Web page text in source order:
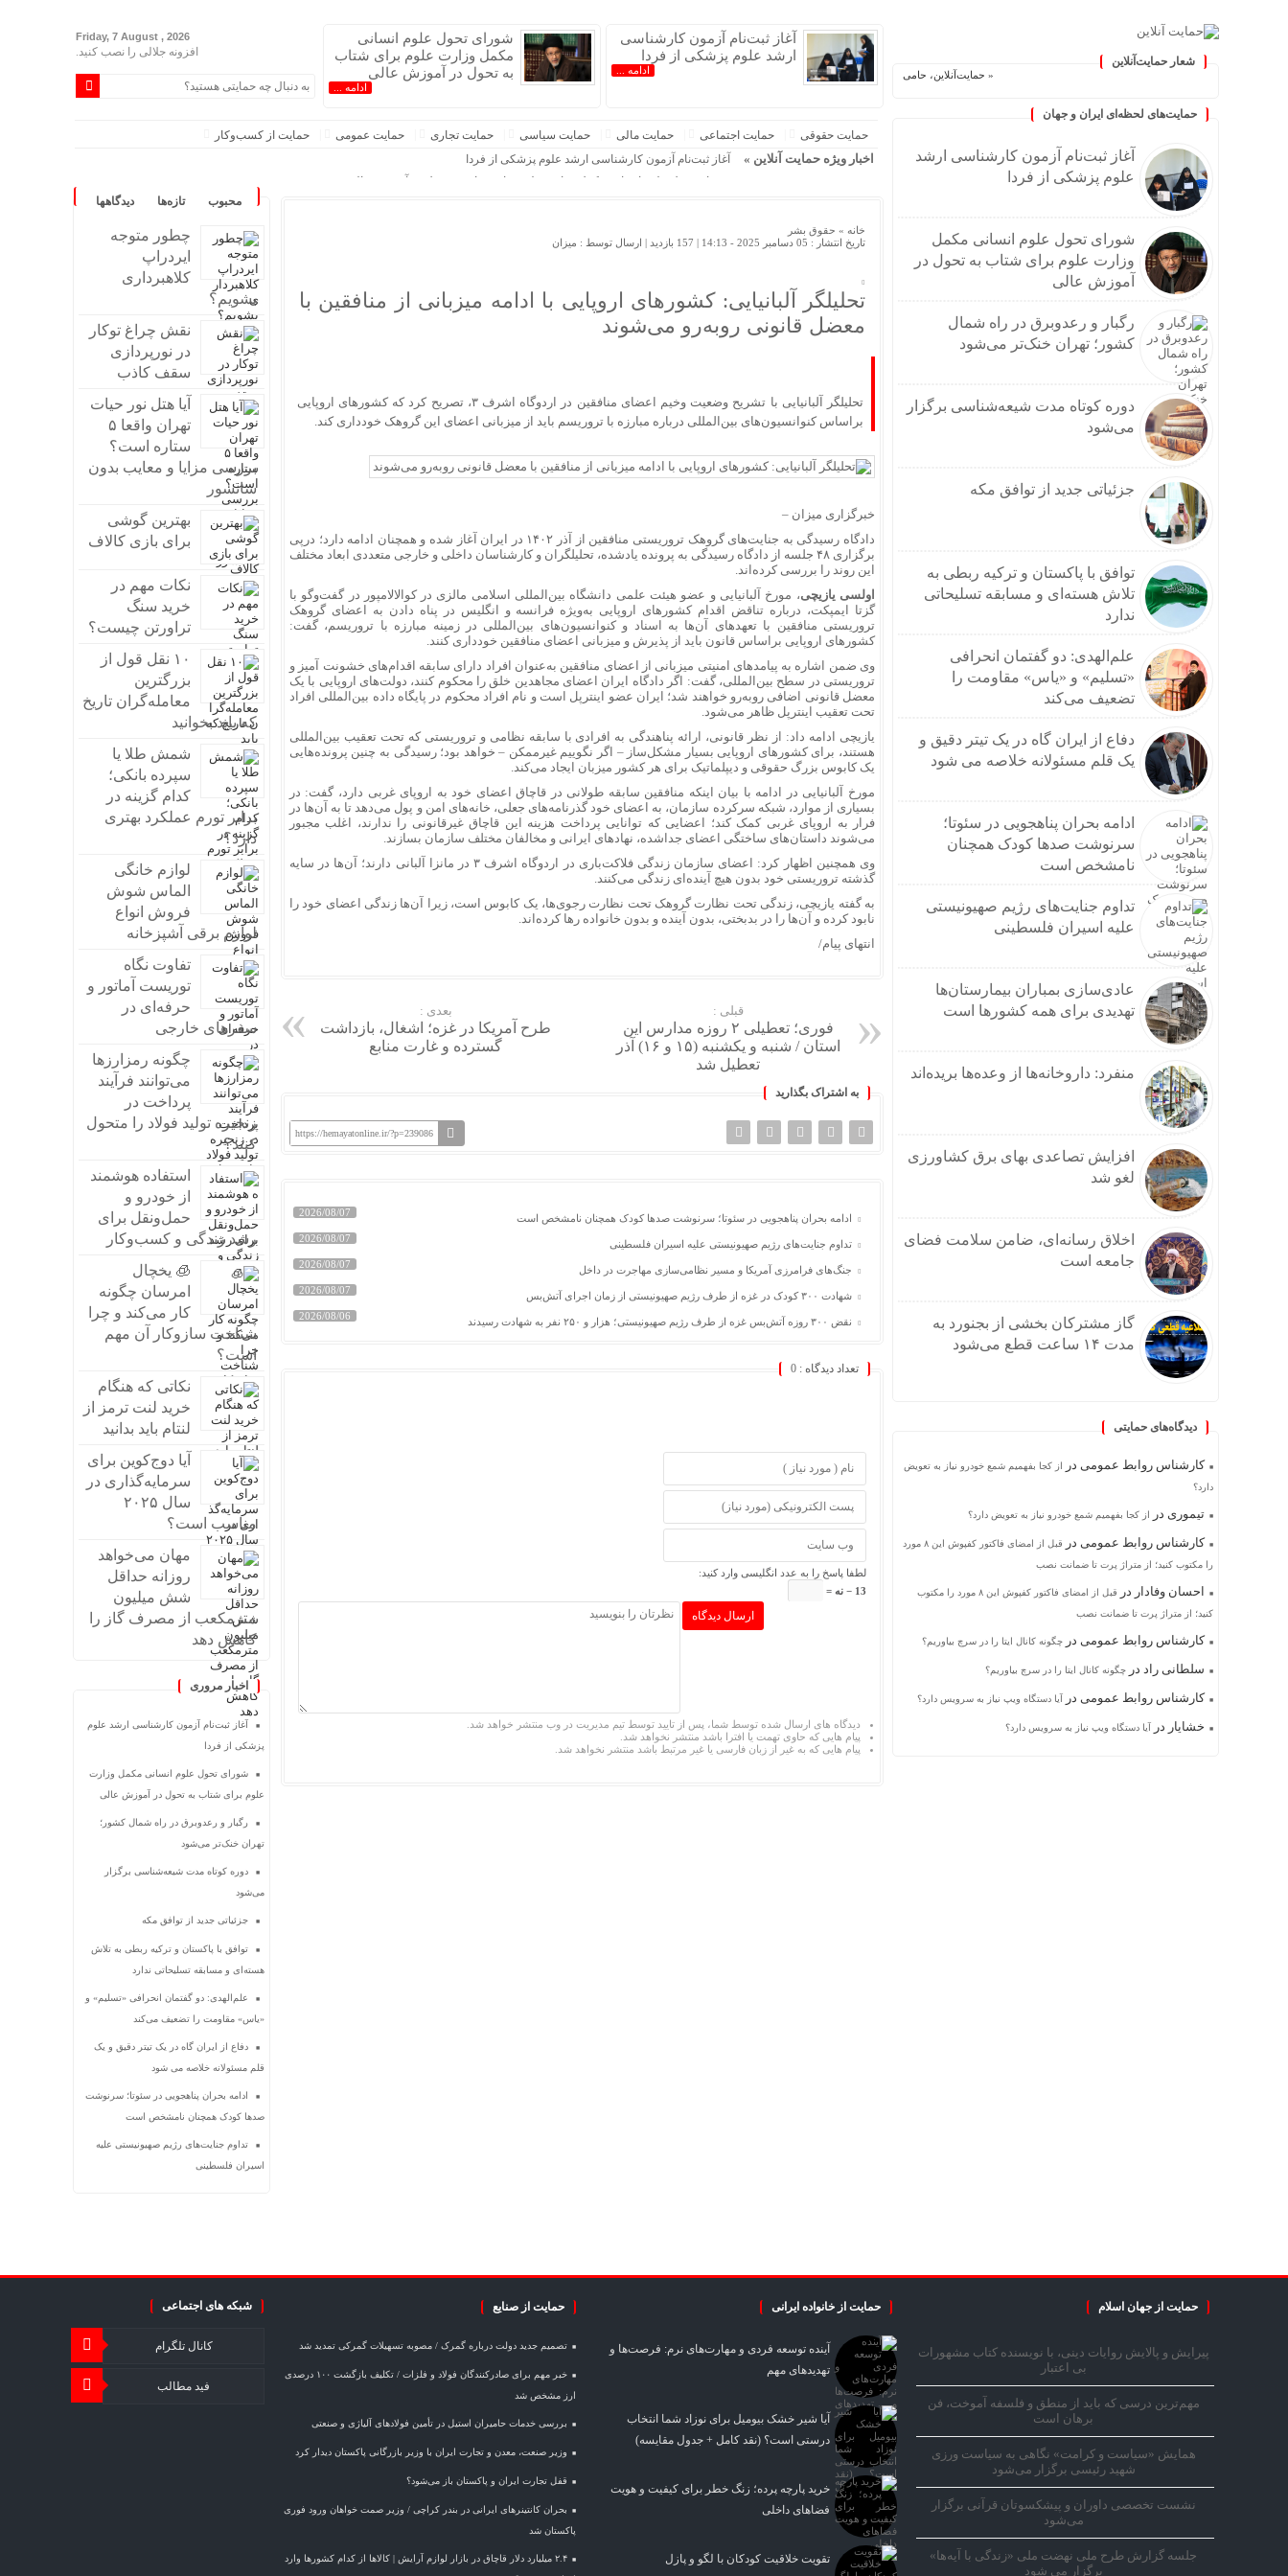
شعار حمایت‌آنلاین
« حمایت‌آنلاین، حامی همه مردم ایران »
حمایت‌های لحظه‌ای ایران و جهان
آغاز ثبت‌نام‌ آزمون کارشناسی ارشد
علوم پزشکی از فردا
شورای تحول علوم انسانی مکمل
وزارت علوم برای شتاب به تحول در
آموزش عالی
رگبار و رعدوبرق در راه شمال
کشور؛ تهران خنک‌تر می‌شود
دوره کوتاه مدت شیعه‌شناسی برگزار
می‌شود
جزئیاتی جدید از توافق مکه
توافق با پاکستان و ترکیه ربطی به
تلاش هسته‌ای و مسابقه تسلیحاتی
ندارد
علم‌الهدی: دو گفتمان انحرافی
«تسلیم» و «یاس» مقاومت را
تضعیف می‌کند
دفاع از ایران گاه در یک تیتر دقیق و
یک قلم مسئولانه خلاصه می شود
ادامه بحران پناهجویی در سئوتا؛
سرنوشت صدها کودک همچنان
نامشخص است
تداوم جنایت‌های رژیم صهیونیستی
علیه اسیران فلسطینی
عادی‌سازی بمباران بیمارستان‌ها
تهدیدی برای همه کشورها است
منفرد: داروخانه‌ها از وعده‌ها بریده‌اند
افزایش تصاعدی بهای برق کشاورزی
لغو شد
اخلاق رسانه‌ای، ضامن سلامت فضای
جامعه است
گاز مشترکان بخشی از بجنورد به
مدت ۱۴ ساعت قطع می‌شود
دیدگاه‌های حمایتی
کارشناس روابط عمومی در
از کجا بفهمیم شمع خودرو نیاز به تعویض
دارد؟
تیموری در از کجا بفهمیم شمع خودرو نیاز به تعویض دارد؟
کارشناس روابط عمومی در
قبل از امضای فاکتور کفپوش این ۸ مورد
را مکتوب کنید؛ از متراژ پرت تا ضمانت نصب
احسان وفادار در
قبل از امضای فاکتور کفپوش این ۸ مورد را مکتوب
کنید؛ از متراژ پرت تا ضمانت نصب
کارشناس روابط عمومی در چگونه کانال ایتا را در سرچ بیاوریم؟
سلطانی راد در چگونه کانال ایتا را در سرچ بیاوریم؟
کارشناس روابط عمومی در آیا دستگاه ویپ نیاز به سرویس دارد؟
خشایار در آیا دستگاه ویپ نیاز به سرویس دارد؟
آغاز ثبت‌نام‌ آزمون کارشناسی
ارشد علوم پزشکی از فردا
ادامه ...
شورای تحول علوم انسانی
مکمل وزارت علوم برای شتاب
به تحول در آموزش عالی
ادامه ...
Friday, 7 August , 2026
افزونه جلالی را نصب کنید.
حمایت حقوقی حمایت اجتماعی حمایت مالی حمایت سیاسی حمایت تجاری حمایت عمومی حمایت از کسب‌وکار
اخبار ویژه حمایت آنلاین »
آغاز ثبت‌نام‌ آزمون کارشناسی ارشد علوم پزشکی از فردا
شورای تحول علوم انسانی مکمل وزارت علوم برای شتاب به تحول در آموزش عالی
جزئیاتی جدید از توافق مکه
علم‌الهدی: دو گفتمان انحرافی «تسلیم» و «یاس» مقاومت را تضعیف می‌کند
دفاع از ایران گاه در یک تیتر دقیق و یک قلم مسئولانه خلاصه می شود
ادامه بحران پناهجویی در سئوتا؛ سرنوشت صدها کودک همچنان نامشخص است
خانه » حقوق بشر
تاریخ انتشار : 05 دسامبر 2025 - 14:13 |
157 بازدید | ارسال توسط : میزان
تحلیلگر آلبانیایی: کشور‌های اروپایی با ادامه میزبانی از منافقین با
معضل قانونی رو‌به‌رو می‌شوند
تحلیلگر آلبانیایی با تشریح وضعیت وخیم اعضای منافقین در اردوگاه اشرف ۳، تصریح کرد که کشور‌های اروپایی
براساس کنوانسیون‌های بین‌المللی درباره مبارزه با تروریسم باید از میزبانی اعضای این گروهک خودداری کند.
خبرگزاری میزان –
دادگاه رسیدگی به جنایت‌های گروهک تروریستی منافقین از آذر ۱۴۰۲ در ایران آغاز شده و همچنان ادامه دارد؛ درپی
برگزاری ۴۸ جلسه از دادگاه رسیدگی به پرونده یادشده، تحلیلگران و کارشناسان داخلی و خارجی متعددی ابعاد مختلف
این روند را بررسی کرده‌اند.
اولسی یازیچی، مورخ آلبانیایی و عضو هیئت علمی دانشگاه بین‌المللی اسلامی مالزی در کوالالامپور در گفت‌و‌گو با
گزتا ایمپکت، درباره تناقض اقدام کشور‌های اروپایی به‌ویژه فرانسه و انگلیس در پناه دادن به اعضای گروهک
تروریستی منافقین با تعهد‌های آن‌ها به اسناد و کنوانسیون‌های بین‌المللی در زمینه مبارزه با تروریسم، گفت:
کشور‌های اروپایی براساس قانون باید از پذیرش و میزبانی اعضای منافقین خودداری کنند.
وی ضمن اشاره به پیامد‌های امنیتی میزبانی از اعضای منافقین به‌عنوان افراد دارای سابقه اقدام‌های خشونت آمیز و
تروریستی در سطح بین‌المللی، گفت: اگر دادگاه ایران اعضای مجاهدین خلق را محکوم کنند، دولت‌های اروپایی با یک
معضل قانونی اضافی رو‌به‌رو خواهند شد؛ ایران عضو اینترپل است و نام افراد محکوم در پایگاه داده بین‌المللی افراد
تحت تعقیب اینترپل ظاهر می‌شود.
یازیچی ادامه داد: از نظر قانونی، ارائه پناهندگی به افرادی با سابقه نظامی و تروریستی که تحت تعقیب بین‌المللی
هستند، برای کشور‌های اروپایی بسیار مشکل‌ساز – اگر نگوییم غیرممکن – خواهد بود؛ رسیدگی به چنین پرونده‌هایی
یک کابوس بزرگ حقوقی و دیپلماتیک برای هر کشور میزبان ایجاد می‌کند.
مورخ آلبانیایی در ادامه با بیان اینکه منافقین سابقه طولانی در قاچاق اعضای خود به اروپای غربی دارد، گفت: در
بسیاری از موارد، شبکه سرکرده سازمان، به اعضای خود گذرنامه‌های جعلی، خانه‌های امن و پول می‌دهد تا به آن‌ها در
فرار به اروپای غربی کمک کند؛ اعضایی که توانایی پرداخت هزینه این قاچاق غیرقانونی را ندارند، اغلب مجبور
می‌شوند داستان‌های ساختگی اعضای جداشده، نهاد‌های ایرانی و مخالفان مختلف سازمان بسازند.
وی همچنین اظهار کرد: اعضای سازمان زندگی فلاکت‌باری در اردوگاه اشرف ۳ در مانزا آلبانی دارند؛ آن‌ها در سایه
گذشته تروریستی خود بدون هیچ آینده‌ای زندگی می‌کنند.
به گفته یازیچی، زندگی تحت نظارت گروهک تحت نظارت رجوی‌ها، یک کابوس است، زیرا آن‌ها زندگی اعضای خود را
نابود کرده و آن‌ها را در بدبختی، بدون آینده و بدون خانواده رها کرده‌اند.
انتهای پیام/
بعدی :
طرح آمریکا در غزه؛ اشغال، بازداشت
گسترده و غارت منابع
قبلی :
فوری؛ تعطیلی ۲ روزه مدارس این
استان / شنبه و یکشنبه (۱۵ و ۱۶) آذر
تعطیل شد
به اشتراک بگذارید
https://hemayatonline.ir/?p=239086
ادامه بحران پناهجویی در سئوتا؛ سرنوشت صدها کودک همچنان نامشخص است 2026/08/07
تداوم جنایت‌های رژیم صهیونیستی علیه اسیران فلسطینی 2026/08/07
جنگ‌های فرامرزی آمریکا و مسیر نظامی‌سازی مهاجرت در داخل 2026/08/07
شهادت ۳۰۰ کودک در غزه از طرف رژیم صهیونیستی از زمان اجرای آتش‌بس 2026/08/07
نقض ۳۰۰ روزه آتش‌بس غزه از طرف رژیم صهیونیستی؛ هزار و ۲۵۰ نفر به شهادت رسیدند 2026/08/06
تعداد دیدگاه : 0
لطفا پاسخ را به عدد انگلیسی وارد کنید:
13 − نه =
دیدگاه های ارسال شده توسط شما، پس از تایید توسط تیم مدیریت در وب منتشر خواهد شد.
پیام هایی که حاوی تهمت یا افترا باشد منتشر نخواهد شد.
پیام هایی که به غیر از زبان فارسی یا غیر مرتبط باشد منتشر نخواهد شد.
محبوب تازه‌ها دیدگاهها
چطور متوجه
ایردراپ
کلاهبرداری
بشویم؟
نقش چراغ توکار
در نورپردازی
سقف کاذب
آیا هتل نور حیات
تهران واقعا ۵
ستاره است؟
بررسی مزایا و معایب بدون
سانسور
بهترین گوشی
برای بازی کالاف
نکات مهم در
خرید سنگ
تراورتن چیست؟
۱۰ نقل قول از
بزرگترین
معامله‌گران تاریخ
که باید بخوانید
شمش طلا یا
سپرده بانکی؛
کدام گزینه در
برابر تورم عملکرد بهتری
دارد؟
لوازم خانگی
الماس شوش
فروش انواع
لوازم برقی آشپزخانه
تفاوت نگاه
توریست آماتور و
حرفه‌ای در
سفرهای خارجی
چگونه رمزارزها
می‌توانند فرآیند
پرداخت در
زنجیره تولید فولاد را متحول
کنند؟
استفاده هوشمند
از خودرو و
حمل‌ونقل برای
رشد زندگی و کسب‌وکار
🧊 یخچال
امرسان چگونه
کار می‌کند و چرا
شناخت سازوکار آن مهم
است؟
نکاتی که هنگام
خرید لنت ترمز از
لنتام باید بدانید
آیا دوج‌کوین برای
سرمایه‌گذاری در
سال ۲۰۲۵
مناسب است؟
مهان می‌خواهد
روزانه حداقل
شش میلیون
مترمکعب از مصرف گاز را
کاهش دهد
اخبار مروری
آغاز ثبت‌نام‌ آزمون کارشناسی ارشد علوم
پزشکی از فردا
شورای تحول علوم انسانی مکمل وزارت
علوم برای شتاب به تحول در آموزش عالی
رگبار و رعدوبرق در راه شمال کشور؛
تهران خنک‌تر می‌شود
دوره کوتاه مدت شیعه‌شناسی برگزار
می‌شود
جزئیاتی جدید از توافق مکه
توافق با پاکستان و ترکیه ربطی به تلاش
هسته‌ای و مسابقه تسلیحاتی ندارد
علم‌الهدی: دو گفتمان انحرافی «تسلیم» و
«یاس» مقاومت را تضعیف می‌کند
دفاع از ایران گاه در یک تیتر دقیق و یک
قلم مسئولانه خلاصه می شود
ادامه بحران پناهجویی در سئوتا؛ سرنوشت
صدها کودک همچنان نامشخص است
تداوم جنایت‌های رژیم صهیونیستی علیه
اسیران فلسطینی
حمایت از جهان اسلام
پیرایش و پالایش روایات دینی، با نویسنده کتاب مشهورات
بی اعتبار
مهم‌ترین درسی که باید از منطق و فلسفه آموخت، فن
برهان است
همایش «سیاست و کرامت» نگاهی به سیاست ورزی
شهید رئیسی برگزار می‌شود
نشست تخصصی داوران و پیشکسوتان قرآنی برگزار
می‌شود
جلسه گزارش طرح ملی نهضت ملی «زندگی با آیه‌ها»
برگزار می شود
حمایت از خانواده ایرانی
آینده توسعه فردی و مهارت‌های نرم: فرصت‌ها و
تهدیدهای مهم
آیا شیر خشک بیومیل برای نوزاد شما انتخاب
درستی است؟ (نقد کامل + جدول مقایسه)
خرید پارچه پرده؛ زنگ خطر برای کیفیت و هویت
فضاهای داخلی
تقویت خلاقیت کودکان با لگو و پازل
حمایت از صنایع
تصمیم جدید دولت درباره گمرک / مصوبه تسهیلات گمرکی تمدید شد
خبر مهم برای صادرکنندگان فولاد و فلزات / تکلیف بازگشت ۱۰۰ درصدی
ارز مشخص شد
بررسی خدمات حامیران استیل در تأمین فولادهای آلیاژی و صنعتی
وزیر صنعت، معدن و تجارت ایران با وزیر بازرگانی پاکستان دیدار کرد
قفل تجارت ایران و پاکستان باز می‌شود؟
بحران کانتینر‌های ایرانی در بندر کراچی / وزیر صمت خواهان ورود فوری
پاکستان شد
۲.۴ میلیارد دلار قاچاق در بازار لوازم آرایش | کالاها از کدام کشورها وارد
شبکه های اجتماعی
کانال تلگرام
فید مطالب